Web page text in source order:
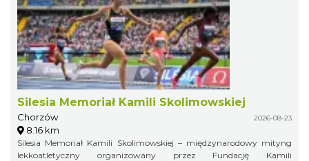
Silesia Memoriał Kamili Skolimowskiej
Chorzów 2026-08-23
8.16 km
Silesia Memoriał Kamili Skolimowskiej – międzynarodowy mityng
lekkoatletyczny organizowany przez Fundację Kamili